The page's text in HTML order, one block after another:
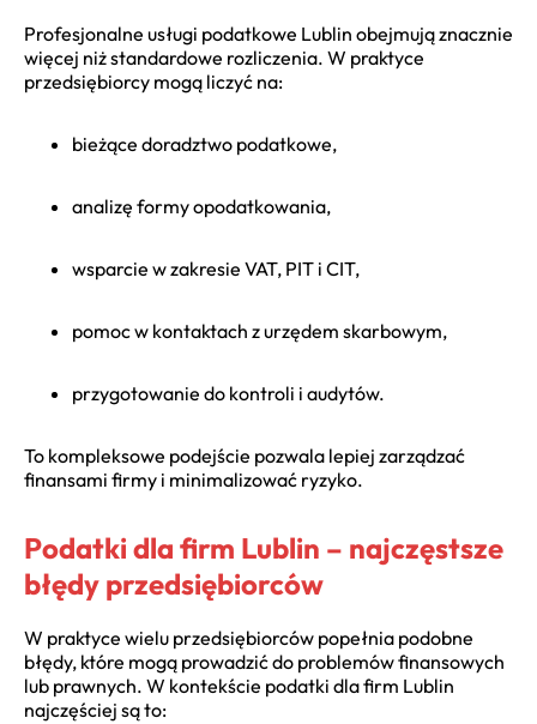
Profesjonalne usługi podatkowe Lublin obejmują znacznie
więcej niż standardowe rozliczenia. W praktyce
przedsiębiorcy mogą liczyć na:
bieżące doradztwo podatkowe,
analizę formy opodatkowania,
wsparcie w zakresie VAT, PIT i CIT,
pomoc w kontaktach z urzędem skarbowym,
przygotowanie do kontroli i audytów.
To kompleksowe podejście pozwala lepiej zarządzać
finansami firmy i minimalizować ryzyko.
Podatki dla firm Lublin – najczęstsze
błędy przedsiębiorców
W praktyce wielu przedsiębiorców popełnia podobne
błędy, które mogą prowadzić do problemów finansowych
lub prawnych. W kontekście podatki dla firm Lublin
najczęściej są to: